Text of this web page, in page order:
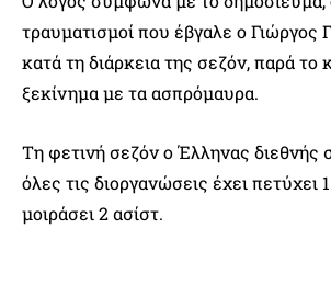
τραυματισμοί που έβγαλε ο Γιώργος
κατά τη διάρκεια της σεζόν, παρά το
ξεκίνημα με τα ασπρόμαυρα.
Τη φετινή σεζόν ο Έλληνας διεθνής
όλες τις διοργανώσεις έχει πετύχει
μοιράσει 2 ασίστ.